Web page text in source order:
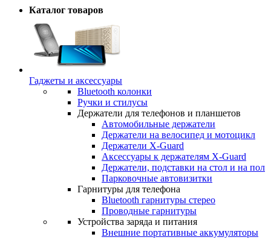
Каталог товаров
Гаджеты и аксессуары
Bluetooth колонки
Ручки и стилусы
Держатели для телефонов и планшетов
Автомобильные держатели
Держатели на велосипед и мотоцикл
Держатели X-Guard
Аксессуары к держателям X-Guard
Держатели, подставки на стол и на пол
Парковочные автовизитки
Гарнитуры для телефона
Bluetooth гарнитуры стерео
Проводные гарнитуры
Устройства заряда и питания
Внешние портативные аккумуляторы